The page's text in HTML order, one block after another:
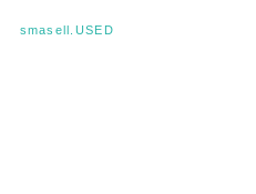
smasell.USED